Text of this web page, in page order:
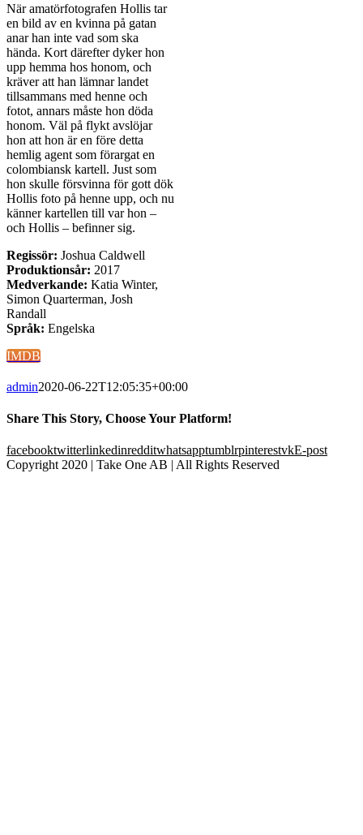
När amatörfotografen Hollis tar
en bild av en kvinna på gatan
anar han inte vad som ska
hända. Kort därefter dyker hon
upp hemma hos honom, och
kräver att han lämnar landet
tillsammans med henne och
fotot, annars måste hon döda
honom. Väl på flykt avslöjar
hon att hon är en före detta
hemlig agent som förargat en
colombiansk kartell. Just som
hon skulle försvinna för gott dök
Hollis foto på henne upp, och nu
känner kartellen till var hon –
och Hollis – befinner sig.
Regissör: Joshua Caldwell
Produktionsår: 2017
Medverkande: Katia Winter,
Simon Quarterman, Josh
Randall
Språk: Engelska
IMDB
admin2020-06-22T12:05:35+00:00
Share This Story, Choose Your Platform!
facebooktwitterlinkedinredditwhatsapptumblrpinterestvkE-post
Copyright 2020 | Take One AB | All Rights Reserved